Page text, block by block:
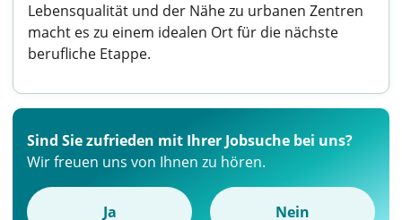
Lebensqualität und der Nähe zu urbanen Zentren
macht es zu einem idealen Ort für die nächste
berufliche Etappe.
Sind Sie zufrieden mit Ihrer Jobsuche bei uns?
Wir freuen uns von Ihnen zu hören.
Ja Nein